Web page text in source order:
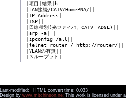
|項目|結果|h
|LAN接続/CATV/HomePNA/||
|IP Address||
|ISP||
|回線種別(光ファイバ、CATV、ADSL)||
|arp -a| |
|ipconfig /all||
|telnet router / http://router/||
|VLANの有無||
Last-modified: : HTML convert time: 0.033
Design by www.mitchinson.net This work is licensed under a